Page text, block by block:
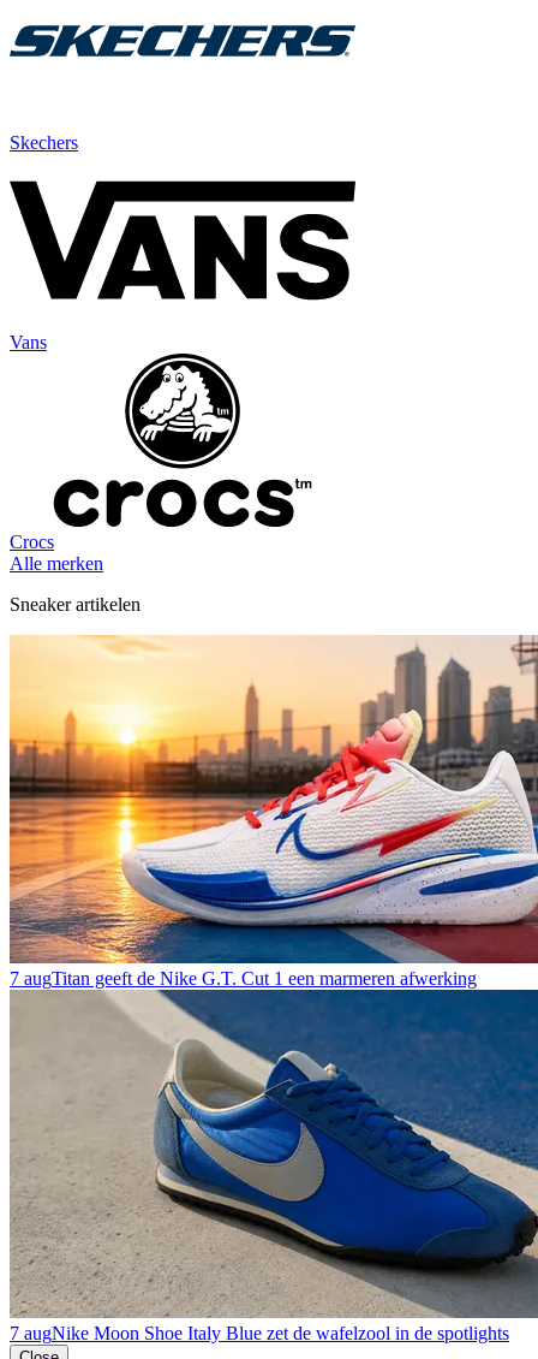
Skechers
Vans
Crocs
Alle merken
Sneaker artikelen
7 augTitan geeft de Nike G.T. Cut 1 een marmeren afwerking
7 augNike Moon Shoe Italy Blue zet de wafelzool in de spotlights